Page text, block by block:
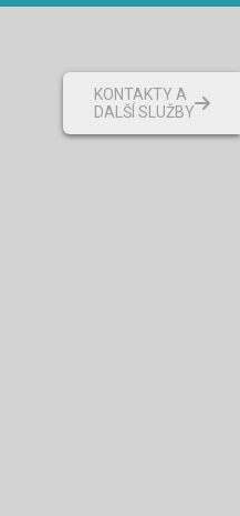
KONTAKTY A
DALŠÍ SLUŽBY